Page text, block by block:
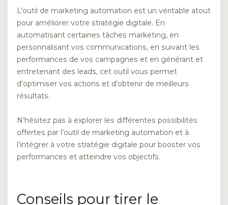
L’outil de marketing automation est un véritable atout
pour améliorer votre stratégie digitale. En
automatisant certaines tâches marketing, en
personnalisant vos communications, en suivant les
performances de vos campagnes et en générant et
entretenant des leads, cet outil vous permet
d’optimiser vos actions et d’obtenir de meilleurs
résultats.
N’hésitez pas à explorer les différentes possibilités
offertes par l’outil de marketing automation et à
l’intégrer à votre stratégie digitale pour booster vos
performances et atteindre vos objectifs.
Conseils pour tirer le